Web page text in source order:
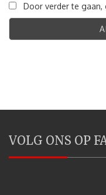
Door verder te gaan,
VOLG ONS OP